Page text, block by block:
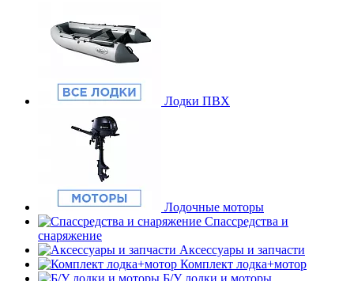
Лодки ПВХ
Лодочные моторы
Спассредства и
снаряжение
Аксессуары и запчасти
Комплект лодка+мотор
Б/У лодки и моторы